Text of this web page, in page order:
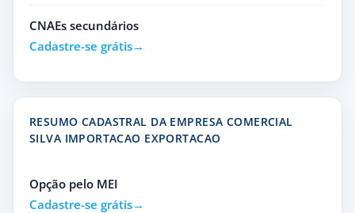
CNAEs secundários
Cadastre-se grátis
RESUMO CADASTRAL DA EMPRESA COMERCIAL
SILVA IMPORTACAO EXPORTACAO
Opção pelo MEI
Cadastre-se grátis